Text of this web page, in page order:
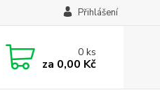
Přihlášení
0ks
za 0,00 Kč